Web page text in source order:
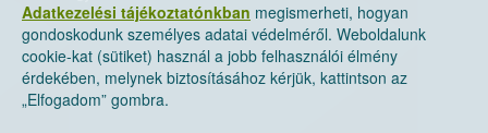
Adatkezelési tájékoztatónkban megismerheti, hogyan
gondoskodunk személyes adatai védelméről. Weboldalunk
cookie-kat (sütiket) használ a jobb felhasználói élmény
érdekében, melynek biztosításához kérjük, kattintson az
„Elfogadom” gombra.